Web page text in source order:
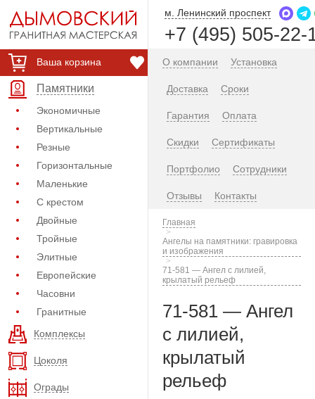
Ваша корзина
Памятники
Экономичные
Вертикальные
Резные
Горизонтальные
Маленькие
С крестом
Двойные
Тройные
Элитные
Европейские
Часовни
Гранитные
Комплексы
Цоколя
Ограды
м. Ленинский проспект
+7 (495) 505-22-
О компании Установка
Доставка Сроки
Гарантия Оплата
Скидки Сертификаты
Портфолио Сотрудники
Отзывы Контакты
Главная
Ангелы на памятники: гравировка
и изображения
71-581 — Ангел с лилией,
крылатый рельеф
71-581 — Ангел
с лилией,
крылатый
рельеф